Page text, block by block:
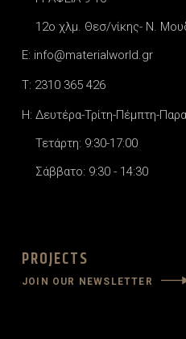
12o χλμ. Θεσ/νίκης- Ν.
E: info@materialworld.gr
T: 2310 365 426
H: Δευτέρα-Τρίτη-Πέμπτη-
Τετάρτη: 9:30-17:00
Σάββατο: 9:30 - 14:30
PROJECTS
JOIN OUR NEWSLETTER